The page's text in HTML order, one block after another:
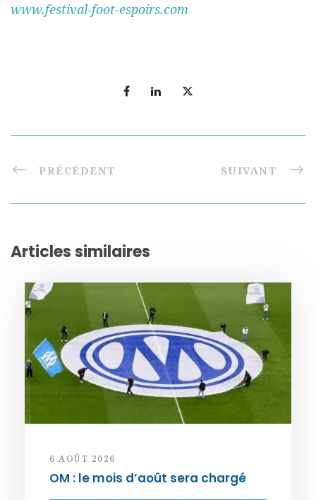
www.festival-foot-espoirs.com
PRÉCÉDENT SUIVANT
Articles similaires
6 AOÛT 2026
OM : le mois d’août sera chargé